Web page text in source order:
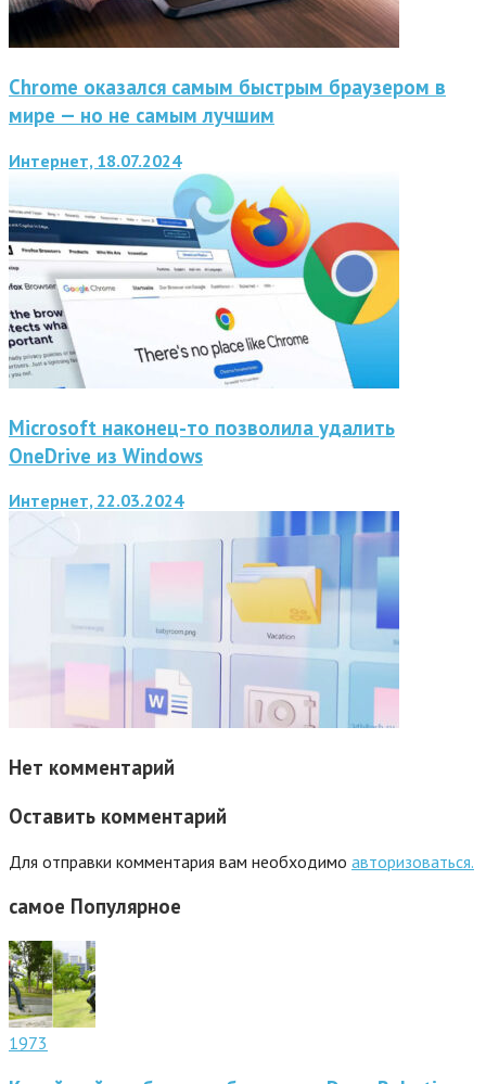
Chrome оказался самым быстрым браузером в
мире — но не самым лучшим
Интернет, 18.07.2024
Microsoft наконец-то позволила удалить
OneDrive из Windows
Интернет, 22.03.2024
Нет комментарий
Оставить комментарий
Для отправки комментария вам необходимо авторизоваться.
самое Популярное
1973